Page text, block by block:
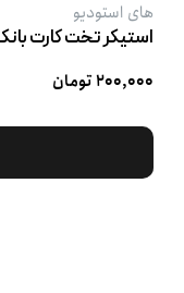
های استودیو
استیکر تخت کارت
۲۰۰,۰۰۰ تومان